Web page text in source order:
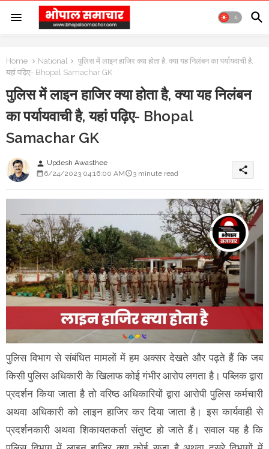
Home National
पुलिस में लाइन हाजिर क्या होता है, क्या यह निलंबन का पर्यायवाची है,
यहां पढ़िए- Bhopal Samachar GK
पुलिस में लाइन हाजिर क्या होता है, क्या यह निलंबन
का पर्यायवाची है, यहां पढ़िए- Bhopal
Samachar GK
person Updesh Awasthee
6/24/2023 04:16:00 AM
3 minute read share
पुलिस विभाग से संबंधित मामलों में हम अक्सर देखते और पढ़ते हैं कि जब
किसी पुलिस अधिकारी के खिलाफ कोई गंभीर आरोप लगता है। पब्लिक द्वारा
प्रदर्शन किया जाता है तो वरिष्ठ अधिकारियों द्वारा आरोपी पुलिस कर्मचारी
अथवा अधिकारी को लाइन हाजिर कर दिया जाता है। इस कार्यवाही से
प्रदर्शनकारी अथवा शिकायतकर्ता संतुष्ट हो जाते हैं। सवाल यह है कि